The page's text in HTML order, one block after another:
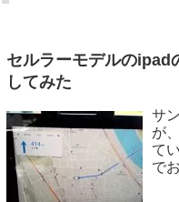
セルラーモデルのipad
してみた
サ
が
て
で